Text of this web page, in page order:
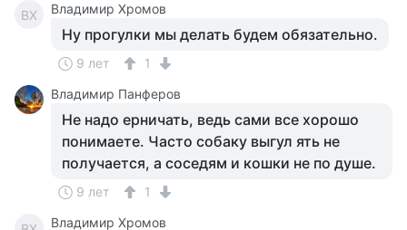
ВХ Владимир Хромов
Ну прогулки мы делать будем обязательно.
9 лет
1
Владимир Панферов
Не надо ерничать, ведь сами все хорошо
понимаете. Часто собаку выгул ять не
получается, а соседям и кошки не по душе.
9 лет 1
Владимир Хромов